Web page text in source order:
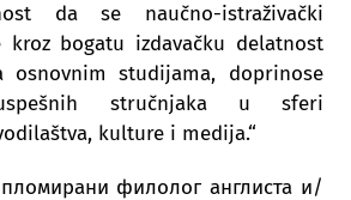
da se naučno-istraživački
kroz bogatu izdavačku delatnost
osnovnim studijama, doprinose
stručnjaka u sferi
kulture i medija.“
филолог англиста и/